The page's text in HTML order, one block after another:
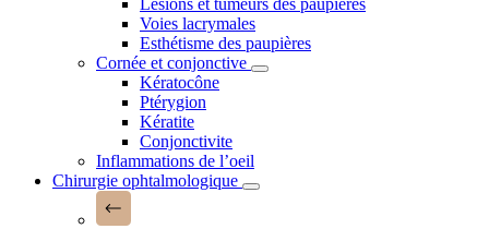
Lésions et tumeurs des paupières
Voies lacrymales
Esthétisme des paupières
Cornée et conjonctive
Kératocône
Ptérygion
Kératite
Conjonctivite
Inflammations de l’oeil
Chirurgie ophtalmologique